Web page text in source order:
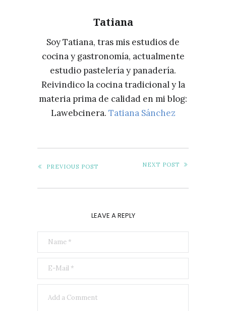
Tatiana
Soy Tatiana, tras mis estudios de
cocina y gastronomía, actualmente
estudio pastelería y panadería.
Reivindico la cocina tradicional y la
materia prima de calidad en mi blog:
Lawebcinera. Tatiana Sánchez
PREVIOUS POST NEXT POST
LEAVE A REPLY